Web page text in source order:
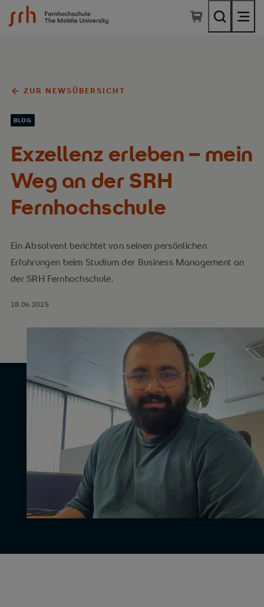
SRH Fernhochschule - The Mobile University
ZUR NEWSÜBERSICHT
BLOG
Exzellenz erleben – mein
Weg an der SRH
Fernhochschule
Ein Absolvent berichtet von seinen persönlichen
Erfahrungen beim Studium der Business Management an
der SRH Fernhochschule.
18.06.2025